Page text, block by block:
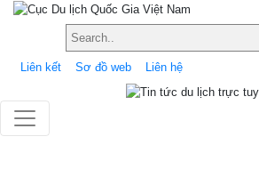
Liên kết Sơ đồ web Liên hệ